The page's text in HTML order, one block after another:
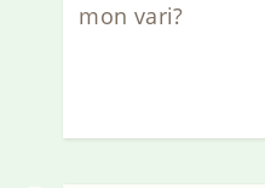
mon vari?